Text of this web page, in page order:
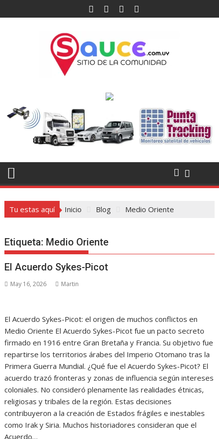
al
Tu estas aquí Inicio Blog Medio Oriente
Etiqueta: Medio Oriente
El Acuerdo Sykes-Picot
May 16, 2026 Martin
El Acuerdo Sykes-Picot: el origen de muchos conflictos en
Medio Oriente El Acuerdo Sykes-Picot fue un pacto secreto
firmado en 1916 entre Gran Bretaña y Francia. Su objetivo fue
repartirse los territorios árabes del Imperio Otomano tras la
Primera Guerra Mundial. ¿Qué fue el Acuerdo Sykes-Picot? El
acuerdo trazó fronteras y zonas de influencia según intereses
coloniales. No consideró plenamente las realidades étnicas,
religiosas y tribales de la región. Estas decisiones
contribuyeron a la creación de Estados frágiles e inestables
como Irak y Siria. Muchos historiadores consideran que el
Acuerdo…